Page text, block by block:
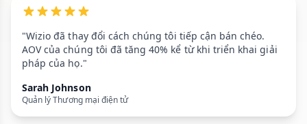
"Wizio đã thay đổi cách chúng tôi tiếp cận bán chéo.
AOV của chúng tôi đã tăng 40% kể từ khi triển khai giải
pháp của họ."
Sarah Johnson
Quản lý Thương mại điện tử